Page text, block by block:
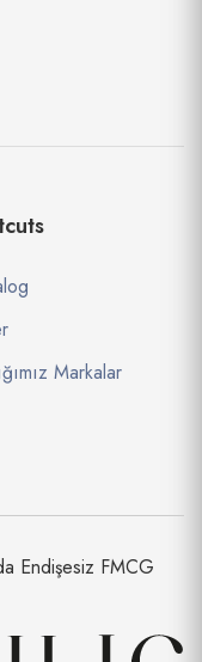
Markalar
Endişesiz FMCG